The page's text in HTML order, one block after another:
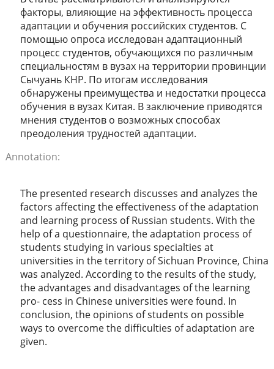
факторы, влияющие на эффективность процесса
адаптации и обучения российских студентов. С
помощью опроса исследован адаптационный
процесс студентов, обучающихся по различным
специальностям в вузах на территории провинции
Сычуань КНР. По итогам исследования
обнаружены преимущества и недостатки процесса
обучения в вузах Китая. В заключение приводятся
мнения студентов о возможных способах
преодоления трудностей адаптации.
Annotation:
The presented research discusses and analyzes the
factors affecting the effectiveness of the adaptation
and learning process of Russian students. With the
help of a questionnaire, the adaptation process of
students studying in various specialties at
universities in the territory of Sichuan Province, China
was analyzed. According to the results of the study,
the advantages and disadvantages of the learning
pro- cess in Chinese universities were found. In
conclusion, the opinions of students on possible
ways to overcome the difficulties of adaptation are
given.